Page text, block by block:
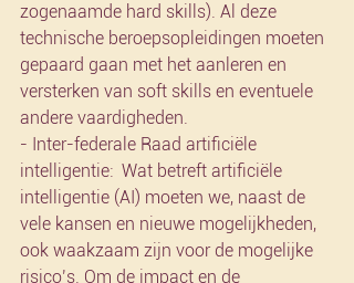
zogenaamde hard skills). Al deze
technische beroepsopleidingen moeten
gepaard gaan met het aanleren en
versterken van soft skills en eventuele
andere vaardigheden.
- Inter-federale Raad artificiële
intelligentie:  Wat betreft artificiële
intelligentie (AI) moeten we, naast de
vele kansen en nieuwe mogelijkheden,
ook waakzaam zijn voor de mogelijke
risico’s. Om de impact en de